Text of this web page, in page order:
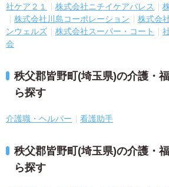
社ケア２１
株式会社ニチイケアパレス
株式会社川島コーポレーション
株式会
ンウェルズ
株式会社スーパー・コート
会
秩父郡皆野町(埼玉県)の介護・
ら探す
介護職・ヘルパー 看護助手
秩父郡皆野町(埼玉県)の介護・
ら探す